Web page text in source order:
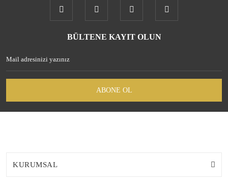
BÜLTENE KAYIT OLUN
ABONE OL
KURUMSAL